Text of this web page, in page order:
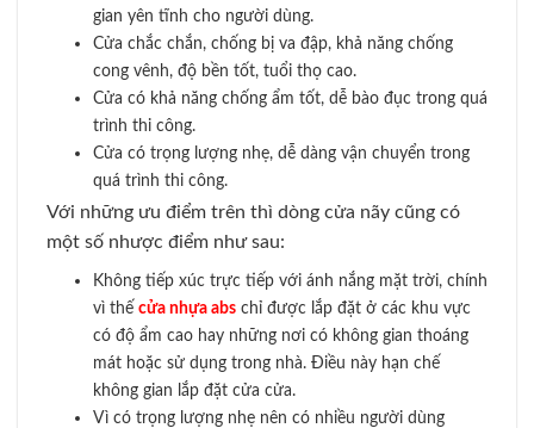
gian yên tĩnh cho người dùng.
Cửa chắc chắn, chống bị va đập, khả năng chống
cong vênh, độ bền tốt, tuổi thọ cao.
Cửa có khả năng chống ẩm tốt, dễ bào đục trong quá
trình thi công.
Cửa có trọng lượng nhẹ, dễ dàng vận chuyển trong
quá trình thi công.
Với những ưu điểm trên thì dòng cửa nãy cũng có
một số nhược điểm như sau:
Không tiếp xúc trực tiếp với ánh nắng mặt trời, chính
vì thế cửa nhựa abschỉ được lắp đặt ở các khu vực
có độ ẩm cao hay những nơi có không gian thoáng
mát hoặc sử dụng trong nhà. Điều này hạn chế
không gian lắp đặt cửa cửa.
Vì có trọng lượng nhẹ nên có nhiều người dùng